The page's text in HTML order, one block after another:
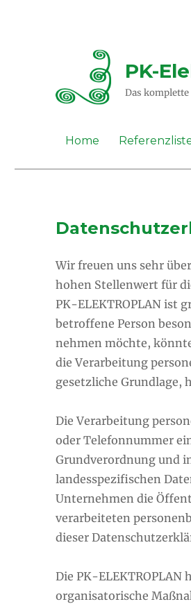
PK-
Das
Home
Wir freuen uns sehr
hohen Stellenwert für
PK-ELEKTROPLAN ist
betroffene Person
nehmen möchte,
die Verarbeitung
gesetzliche Grundlage,
Die Verarbeitung
oder Telefonnummer
Grundverordnung und
landesspezifischen
Unternehmen die
verarbeiteten
dieser
Die PK-
organisatorische